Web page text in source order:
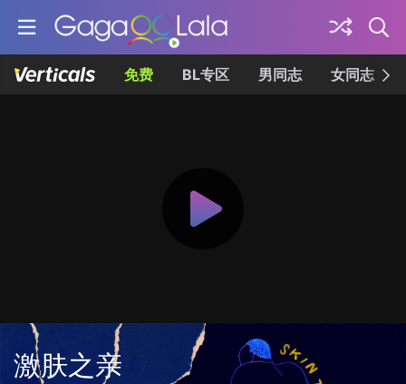
免费 BL专区 男同志 女同志
激肤之亲